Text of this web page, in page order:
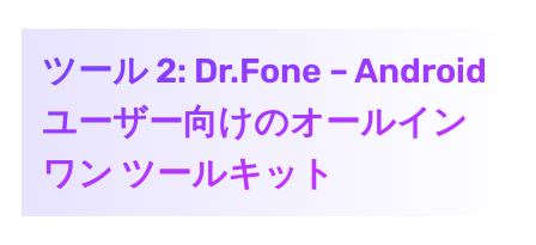
ツール 2: Dr.Fone – Android
ユーザー向けのオールイン
ワン ツールキット